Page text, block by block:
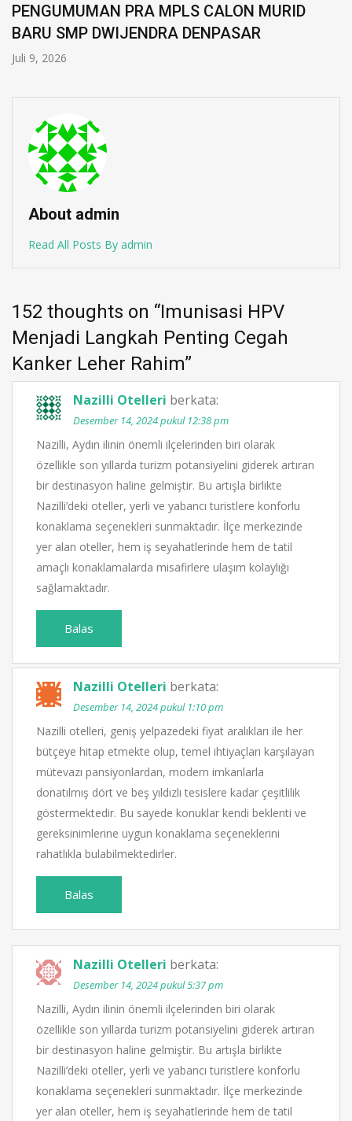
PENGUMUMAN PRA MPLS CALON MURID
BARU SMP DWIJENDRA DENPASAR
Juli 9, 2026
About admin
Read All Posts By admin
152 thoughts on “Imunisasi HPV
Menjadi Langkah Penting Cegah
Kanker Leher Rahim”
Nazilli Otelleri berkata:
Desember 14, 2024 pukul 12:38 pm
Nazilli, Aydın ilinin önemli ilçelerinden biri olarak
özellikle son yıllarda turizm potansiyelini giderek artıran
bir destinasyon haline gelmiştir. Bu artışla birlikte
Nazilli’deki oteller, yerli ve yabancı turistlere konforlu
konaklama seçenekleri sunmaktadır. İlçe merkezinde
yer alan oteller, hem iş seyahatlerinde hem de tatil
amaçlı konaklamalarda misafirlere ulaşım kolaylığı
sağlamaktadır.
Balas
Nazilli Otelleri berkata:
Desember 14, 2024 pukul 1:10 pm
Nazilli otelleri, geniş yelpazedeki fiyat aralıkları ile her
bütçeye hitap etmekte olup, temel ihtiyaçları karşılayan
mütevazı pansiyonlardan, modern imkanlarla
donatılmış dört ve beş yıldızlı tesislere kadar çeşitlilik
göstermektedir. Bu sayede konuklar kendi beklenti ve
gereksinimlerine uygun konaklama seçeneklerini
rahatlıkla bulabilmektedirler.
Balas
Nazilli Otelleri berkata:
Desember 14, 2024 pukul 5:37 pm
Nazilli, Aydın ilinin önemli ilçelerinden biri olarak
özellikle son yıllarda turizm potansiyelini giderek artıran
bir destinasyon haline gelmiştir. Bu artışla birlikte
Nazilli’deki oteller, yerli ve yabancı turistlere konforlu
konaklama seçenekleri sunmaktadır. İlçe merkezinde
yer alan oteller, hem iş seyahatlerinde hem de tatil